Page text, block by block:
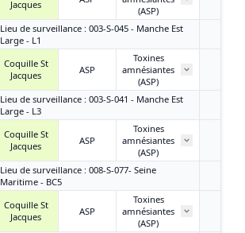
Jacques
(ASP)
Lieu de surveillance : 003-S-045 - Manche Est
Large - L1
Coquille St
Jacques
ASP
Toxines
amnésiantes
(ASP)
Lieu de surveillance : 003-S-041 - Manche Est
Large - L3
Coquille St
Jacques
ASP
Toxines
amnésiantes
(ASP)
Lieu de surveillance : 008-S-077- Seine
Maritime - BC5
Coquille St
Jacques
ASP
Toxines
amnésiantes
(ASP)